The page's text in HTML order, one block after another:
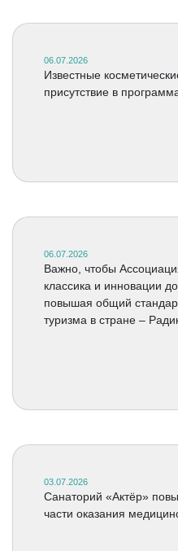
06.07.2026
Известные
присутствие в
06.07.2026
Важно, чтобы
классика и инновации
повышая общий
туризма в стране –
03.07.2026
Санаторий «Актёр»
части оказания